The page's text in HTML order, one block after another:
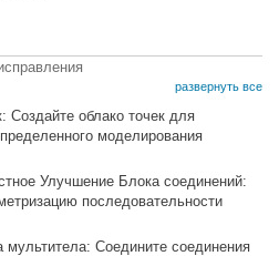
развернуть все
Создайте облако точек для
моделирования
Улучшение Блока соединений:
последовательности
мультитела: Соедините соединения